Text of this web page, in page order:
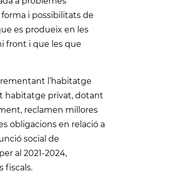
i possibilitats de
es produeix en les
front i que les que
l’habitatge
habitatge privat, dotant
reclamen millores
obligacions en relació a
social de
al 2021-2024,
fiscals.